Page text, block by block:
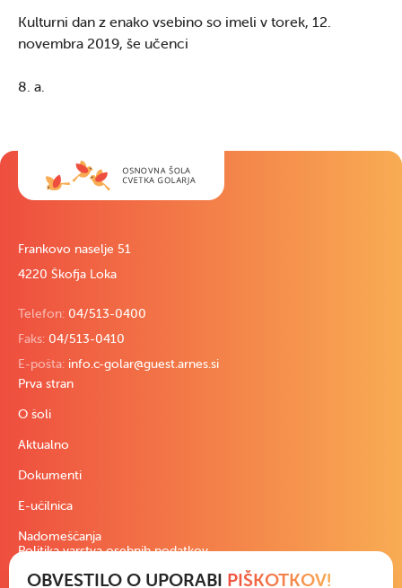
Kulturni dan z enako vsebino so imeli v torek, 12.
novembra 2019, še učenci
8. a.
Frankovo naselje 51
4220 Škofja Loka
Telefon: 04/513-0400
Faks: 04/513-0410
E-pošta: info.c-golar@guest.arnes.si
Prva stran
O šoli
Aktualno
Dokumenti
E-učilnica
Nadomeščanja
Politika varstva osebnih podatkov
Pravno besedilo
OBVESTILO O UPORABI PIŠKOTKOV!